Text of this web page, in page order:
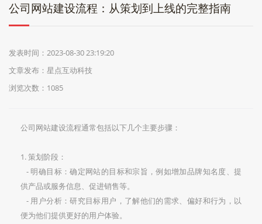
公司网站建设流程：从策划到上线的完整指南
发表时间：2023-08-30 23:19:20
文章发布：星点互动科技
浏览次数： 1085
公司网站建设流程通常包括以下几个主要步骤：
1. 策划阶段：
- 明确目标：确定网站的目标和宗旨，例如增加品牌知名度、提
供产品或服务信息、促进销售等。
- 用户分析：研究目标用户，了解他们的需求、偏好和行为，以
便为他们提供更好的用户体验。